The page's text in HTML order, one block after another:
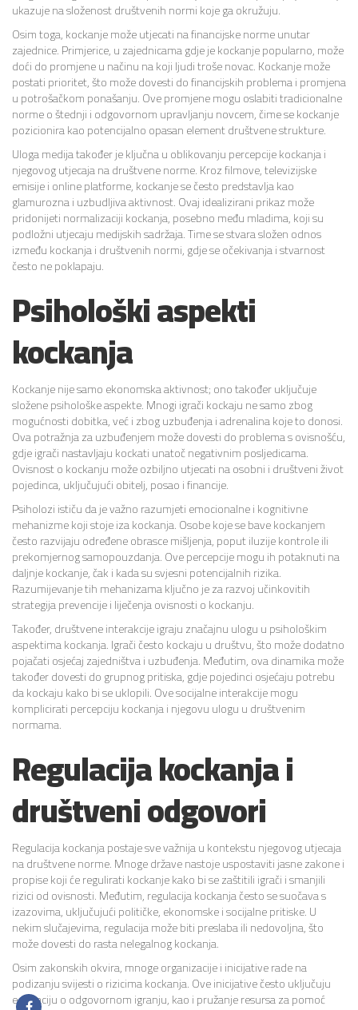
ukazuje na složenost društvenih normi koje ga okružuju.
Osim toga, kockanje može utjecati na financijske norme unutar
zajednice. Primjerice, u zajednicama gdje je kockanje popularno, može
doći do promjene u načinu na koji ljudi troše novac. Kockanje može
postati prioritet, što može dovesti do financijskih problema i promjena
u potrošačkom ponašanju. Ove promjene mogu oslabiti tradicionalne
norme o štednji i odgovornom upravljanju novcem, čime se kockanje
pozicionira kao potencijalno opasan element društvene strukture.
Uloga medija također je ključna u oblikovanju percepcije kockanja i
njegovog utjecaja na društvene norme. Kroz filmove, televizijske
emisije i online platforme, kockanje se često predstavlja kao
glamurozna i uzbudljiva aktivnost. Ovaj idealizirani prikaz može
pridonijeti normalizaciji kockanja, posebno među mladima, koji su
podložni utjecaju medijskih sadržaja. Time se stvara složen odnos
između kockanja i društvenih normi, gdje se očekivanja i stvarnost
često ne poklapaju.
Psihološki aspekti
kockanja
Kockanje nije samo ekonomska aktivnost; ono također uključuje
složene psihološke aspekte. Mnogi igrači kockaju ne samo zbog
mogućnosti dobitka, već i zbog uzbuđenja i adrenalina koje to donosi.
Ova potražnja za uzbuđenjem može dovesti do problema s ovisnošću,
gdje igrači nastavljaju kockati unatoč negativnim posljedicama.
Ovisnost o kockanju može ozbiljno utjecati na osobni i društveni život
pojedinca, uključujući obitelj, posao i financije.
Psiholozi ističu da je važno razumjeti emocionalne i kognitivne
mehanizme koji stoje iza kockanja. Osobe koje se bave kockanjem
često razvijaju određene obrasce mišljenja, poput iluzije kontrole ili
prekomjernog samopouzdanja. Ove percepcije mogu ih potaknuti na
daljnje kockanje, čak i kada su svjesni potencijalnih rizika.
Razumijevanje tih mehanizama ključno je za razvoj učinkovitih
strategija prevencije i liječenja ovisnosti o kockanju.
Također, društvene interakcije igraju značajnu ulogu u psihološkim
aspektima kockanja. Igrači često kockaju u društvu, što može dodatno
pojačati osjećaj zajedništva i uzbuđenja. Međutim, ova dinamika može
također dovesti do grupnog pritiska, gdje pojedinci osjećaju potrebu
da kockaju kako bi se uklopili. Ove socijalne interakcije mogu
komplicirati percepciju kockanja i njegovu ulogu u društvenim
normama.
Regulacija kockanja i
društveni odgovori
Regulacija kockanja postaje sve važnija u kontekstu njegovog utjecaja
na društvene norme. Mnoge države nastoje uspostaviti jasne zakone i
propise koji će regulirati kockanje kako bi se zaštitili igrači i smanjili
rizici od ovisnosti. Međutim, regulacija kockanja često se suočava s
izazovima, uključujući političke, ekonomske i socijalne pritiske. U
nekim slučajevima, regulacija može biti preslaba ili nedovoljna, što
može dovesti do rasta nelegalnog kockanja.
Osim zakonskih okvira, mnoge organizacije i inicijative rade na
podizanju svijesti o rizicima kockanja. Ove inicijative često uključuju
edukaciju o odgovornom igranju, kao i pružanje resursa za pomoć